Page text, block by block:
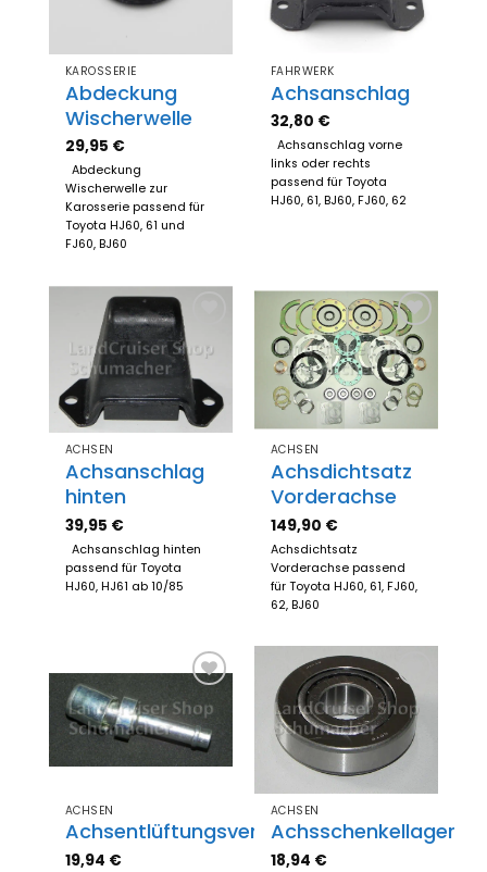
KAROSSERIE
Abdeckung
Wischerwelle
29,95 €
Abdeckung
Wischerwelle zur
Karosserie passend für
Toyota HJ60, 61 und
FJ60, BJ60
FAHRWERK
Achsanschlag
32,80 €
Achsanschlag vorne
links oder rechts
passend für Toyota
HJ60, 61, BJ60, FJ60, 62
Zum
Merkzettel
hinzufügen
ACHSEN
Achsanschlag
hinten
39,95 €
Achsanschlag hinten
passend für Toyota
HJ60, HJ61 ab 10/85
Zum
Merkzettel
hinzufügen
ACHSEN
Achsdichtsatz
Vorderachse
149,90 €
Achsdichtsatz
Vorderachse passend
für Toyota HJ60, 61, FJ60,
62, BJ60
Zum
Merkzettel
hinzufügen
ACHSEN
Achsentlüftungsventil
19,94 €
Zum
Merkzettel
hinzufügen
ACHSEN
Achsschenkellager
18,94 €